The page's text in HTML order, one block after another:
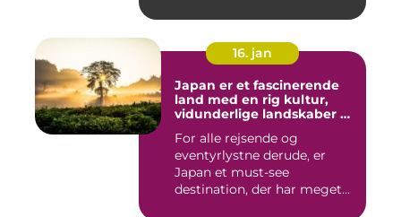
16. jan
Japan er et fascinerende
land med en rig kultur,
vidunderlige landskaber og
tradition og modernitet
For alle rejsende og
eventyrlystne derude, er
Japan et must-see
destination, der har meget